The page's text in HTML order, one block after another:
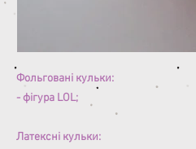
Фольговані кульки:
- фігура LOL;
Латексні кульки: